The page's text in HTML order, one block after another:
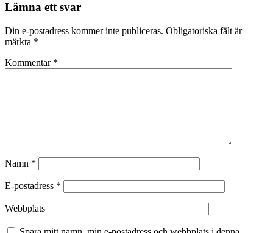
Lämna ett svar
Din e-postadress kommer inte publiceras. Obligatoriska fält är
märkta *
Kommentar *
Namn *
E-postadress *
Webbplats